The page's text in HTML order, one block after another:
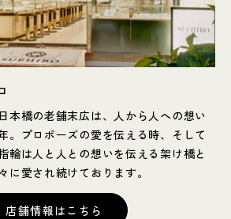
本橋の老舗末広は、人から人への想い
。プロポーズの愛を伝える時、そして
輪は人と人との想いを伝える架け橋と
に愛され続けております。
店舗情報はこちら